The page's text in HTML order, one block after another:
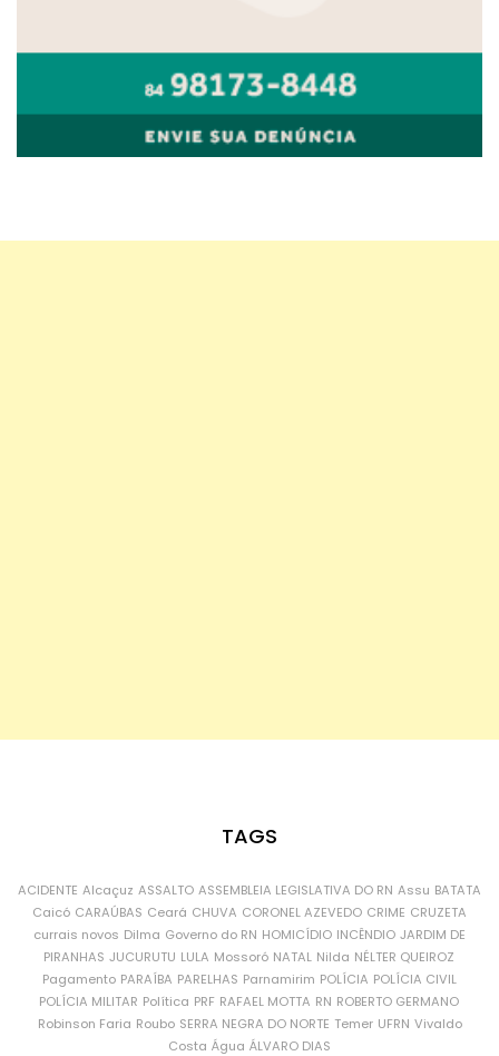
TAGS
ACIDENTE Alcaçuz ASSALTO ASSEMBLEIA LEGISLATIVA DO RN Assu BATATA
Caicó CARAÚBAS Ceará CHUVA CORONEL AZEVEDO CRIME CRUZETA
currais novos Dilma Governo do RN HOMICÍDIO INCÊNDIO JARDIM DE
PIRANHAS JUCURUTU LULA Mossoró NATAL Nilda NÉLTER QUEIROZ
Pagamento PARAÍBA PARELHAS Parnamirim POLÍCIA POLÍCIA CIVIL
POLÍCIA MILITAR Política PRF RAFAEL MOTTA RN ROBERTO GERMANO
Robinson Faria Roubo SERRA NEGRA DO NORTE Temer UFRN Vivaldo
Costa Água ÁLVARO DIAS